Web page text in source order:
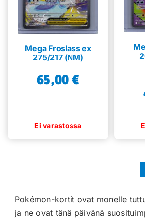
Mega Froslass ex
275/217 (NM)
65,00 €
Pokémon-kortit ovat monelle
ja ne ovat tänä päivänä